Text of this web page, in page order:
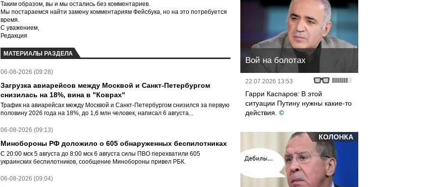
Таким образом, вы и мы остались без комментариев.
Мы постараемся найти замену комментариям Фейсбука, но на это потребуется
время.
С уважением,
Редакция
МАТЕРИАЛЫ РАЗДЕЛА
06-08-2026 (09:28)
Загрузка авиарейсов между Москвой и Санкт-Петербургом
снизилась на 18%, вина в "Коврах"
Трафик на авиарейсах между Москвой и Санкт-Петербургом снизился за первую
половину 2026 года на 18%, до 1,6 млн человек, написал 6 августа...
06-08-2026 (09:13)
Минобороны РФ доложило о 605 обнаруженных беспилотниках
С 20:00 мск 5 августа до 8:00 мск 6 августа силы ПВО перехватили 605
украинских беспилотников, сообщение Минобороны привел РБК.
06-08-2026 (09:04)
Вой на болотах
22.07.2026 13:53
Гарри Каспаров: В этой
ситуации Путину нужны какие-то
действия. ©
КОЛОНКА